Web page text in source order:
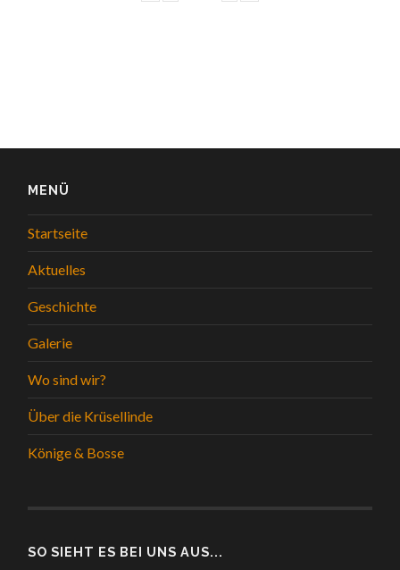
MENÜ
Startseite
Aktuelles
Geschichte
Galerie
Wo sind wir?
Über die Krüsellinde
Könige & Bosse
SO SIEHT ES BEI UNS AUS...